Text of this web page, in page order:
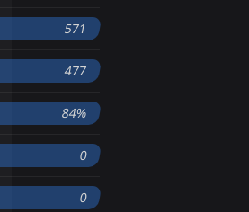
571
477
84%
0
0